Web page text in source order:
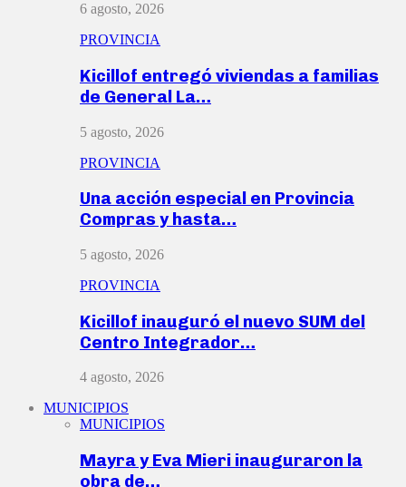
6 agosto, 2026
PROVINCIA
Kicillof entregó viviendas a familias
de General La…
5 agosto, 2026
PROVINCIA
Una acción especial en Provincia
Compras y hasta…
5 agosto, 2026
PROVINCIA
Kicillof inauguró el nuevo SUM del
Centro Integrador…
4 agosto, 2026
MUNICIPIOS
MUNICIPIOS
Mayra y Eva Mieri inauguraron la
obra de…